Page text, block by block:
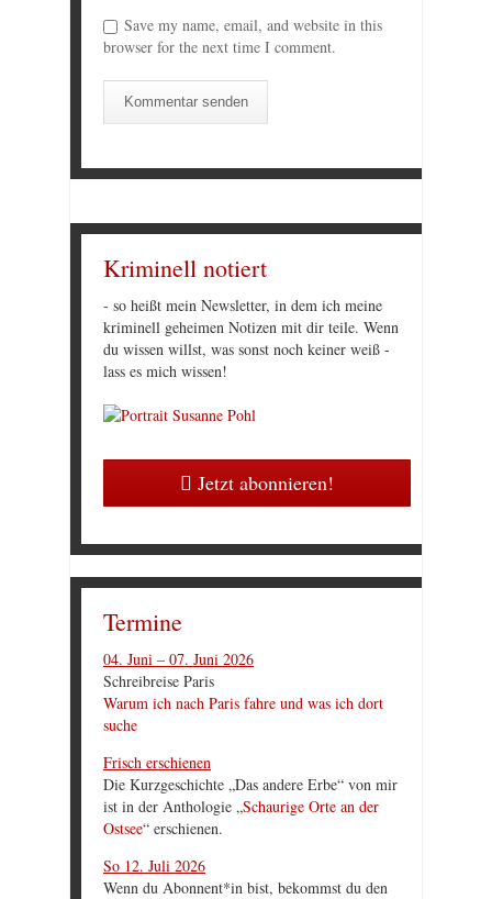
Save my name, email, and website in this
browser for the next time I comment.
Kriminell notiert
- so heißt mein Newsletter, in dem ich meine
kriminell geheimen Notizen mit dir teile. Wenn
du wissen willst, was sonst noch keiner weiß -
lass es mich wissen!
Jetzt abonnieren!
Termine
04. Juni – 07. Juni 2026
Schreibreise Paris
Warum ich nach Paris fahre und was ich dort
suche
Frisch erschienen
Die Kurzgeschichte „Das andere Erbe“ von mir
ist in der Anthologie „Schaurige Orte an der
Ostsee“ erschienen.
So 12. Juli 2026
Wenn du Abonnent*in bist, bekommst du den